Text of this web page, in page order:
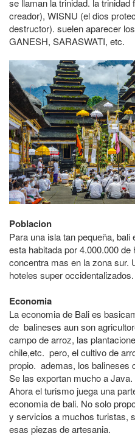
se llaman la trinidad. la
creador), WISNU (el dios
destructor). suelen aparecer
GANESH, SARASWATI, etc.
Poblacion
Para una isla tan pequeña,
esta habitada por 4.000.000
concentra mas en la zona sur.
hoteles super occidentalizados.
Economia
La economia de Bali es
de balineses aun son
campo de arroz, las
chile,etc. pero, el cultivo de
propio. ademas, los balineses
Se las exportan mucho a Java.
Ahora el turismo juega una
economia de bali. No solo
y servicios a muchos turistas,
esas piezas de artesania.